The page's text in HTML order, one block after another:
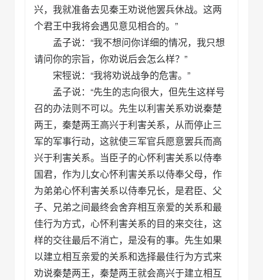
兴，我就准备去见秦王劝说他罢兵休战。这两
个君王中我将会遇见意见相合的。”
孟子说：“我不想问你详细的情况，我只想
请问你的宗旨，你劝说后会怎么样？”
宋牼说：“我将劝说战争的危害。”
孟子说：“先生的志向很大，但先生这样号
召的办法则不可以。先生以利害关系劝说秦楚
两王，秦楚两王高兴于利害关系，从而停止三
军的军事行动，这就使三军官兵愿意罢兵而高
兴于利害关系。当臣子的心怀利害关系以侍奉
国君，作为儿女心怀利害关系以侍奉父母，作
为弟弟心怀利害关系以侍奉兄长，是君臣、父
子、兄弟之间最终会舍弃相互亲爱的关系和最
佳行为方式，心怀利害关系的目的来交往，这
样的交往最后不消亡，是没有的事。先生如果
以建立相互亲爱的关系和选择最佳行为方式来
劝说秦楚两王，秦楚两王就会高兴于建立相互